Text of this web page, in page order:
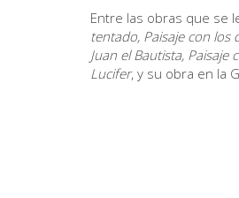
Entre las obras que se
tentado, Paisaje con los
Juan el Bautista,
Lucifer, y su obra en la